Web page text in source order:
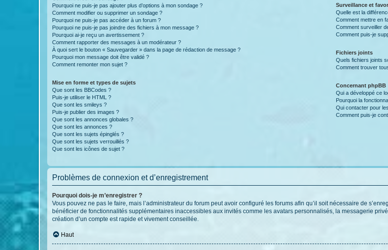
Pourquoi ne puis-je pas ajouter plus d’options à mon sondage ?
Comment modifier ou supprimer un sondage ?
Pourquoi ne puis-je pas accéder à un forum ?
Pourquoi ne puis-je pas joindre des fichiers à mon message ?
Pourquoi ai-je reçu un avertissement ?
Comment rapporter des messages à un modérateur ?
À quoi sert le bouton « Sauvegarder » dans la page de rédaction de message ?
Pourquoi mon message doit être validé ?
Comment remonter mon sujet ?
Mise en forme et types de sujets
Que sont les BBCodes ?
Puis-je utiliser le HTML ?
Que sont les smileys ?
Puis-je publier des images ?
Que sont les annonces globales ?
Que sont les annonces ?
Que sont les sujets épinglés ?
Que sont les sujets verrouillés ?
Que sont les icônes de sujet ?
Surveillance et
Quelle est la
Comment mettre en
Comment surveiller
Comment puis-je
Fichiers joints
Quels fichiers joints
Comment trouver
Concernant phpBB
Qui a développé ce
Pourquoi la
Qui contacter pour
Comment puis-je
Problèmes de connexion et d’enregistrement
Pourquoi dois-je m’enregistrer ?
Vous pouvez ne pas le faire, mais l’administrateur du forum peut avoir configuré les forums afin qu’il soit nécessaire de
bénéficier de fonctionnalités supplémentaires inaccessibles aux invités comme les avatars personnalisés, la messagerie
création d’un compte est rapide et vivement conseillée.
Haut